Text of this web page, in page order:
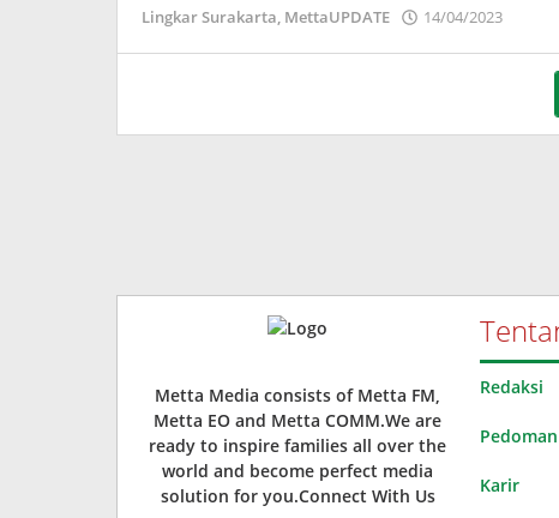
Lingkar Surakarta, MettaUPDATE 14/04/2023
Metta Media consists of Metta FM,
Metta EO and Metta COMM.We are
ready to inspire families all over the
world and become perfect media
solution for you.Connect With Us
Redaksi
Karir